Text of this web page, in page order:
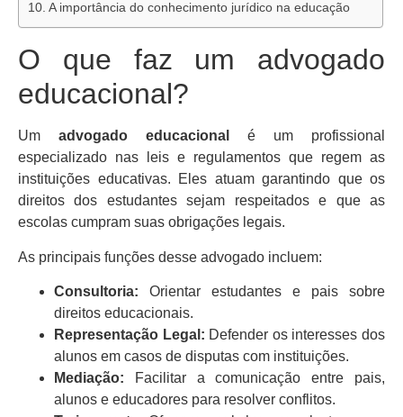
A importância do conhecimento jurídico na educação
O que faz um advogado
educacional?
Um advogado educacional
é um profissional
especializado nas leis e regulamentos que regem as
instituições educativas. Eles atuam garantindo que os
direitos dos estudantes sejam respeitados e que as
escolas cumpram suas obrigações legais.
As principais funções desse advogado incluem:
Consultoria: Orientar estudantes e pais sobre
direitos educacionais.
Representação Legal: Defender os interesses dos
alunos em casos de disputas com instituições.
Mediação: Facilitar a comunicação entre pais,
alunos e educadores para resolver conflitos.